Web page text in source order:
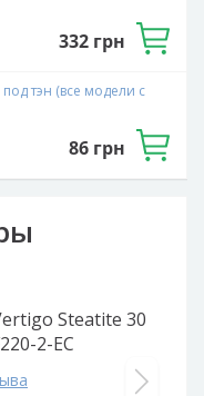
332грн
тэн (все модели с
86грн
Steatite 30
2-EC